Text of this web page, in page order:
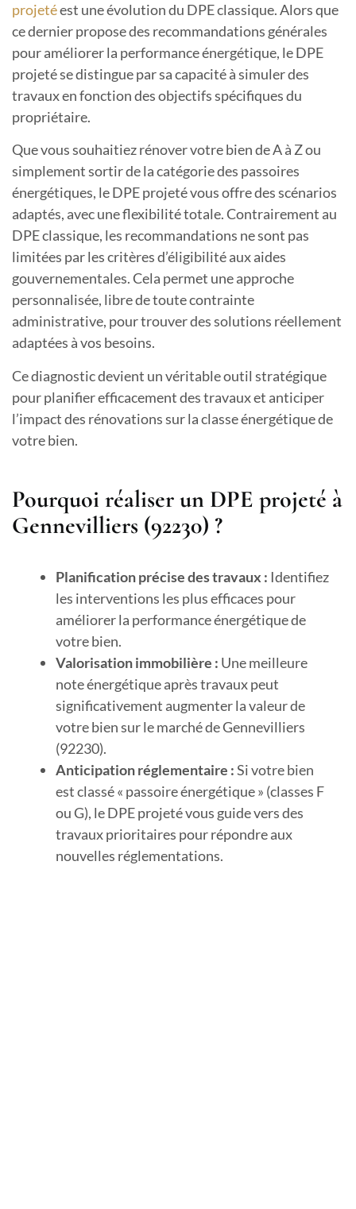
projetéest une évolution du DPE classique. Alors que
ce dernier propose des recommandations générales
pour améliorer la performance énergétique, le DPE
projeté se distingue par sa capacité à simuler des
travaux en fonction des objectifs spécifiques du
propriétaire.
Que vous souhaitiez rénover votre bien de A à Z ou
simplement sortir de la catégorie des passoires
énergétiques, le DPE projeté vous offre des scénarios
adaptés, avec une flexibilité totale. Contrairement au
DPE classique, les recommandations ne sont pas
limitées par les critères d’éligibilité aux aides
gouvernementales. Cela permet une approche
personnalisée, libre de toute contrainte
administrative, pour trouver des solutions réellement
adaptées à vos besoins.
Ce diagnostic devient un véritable outil stratégique
pour planifier efficacement des travaux et anticiper
l’impact des rénovations sur la classe énergétique de
votre bien.
Pourquoi réaliser un DPE projeté à
Gennevilliers (92230) ?
Planification précise des travaux : Identifiez
les interventions les plus efficaces pour
améliorer la performance énergétique de
votre bien.
Valorisation immobilière : Une meilleure
note énergétique après travaux peut
significativement augmenter la valeur de
votre bien sur le marché de Gennevilliers
(92230).
Anticipation réglementaire :Si votre bien
est classé « passoire énergétique » (classes F
ou G), le DPE projeté vous guide vers des
travaux prioritaires pour répondre aux
nouvelles réglementations.